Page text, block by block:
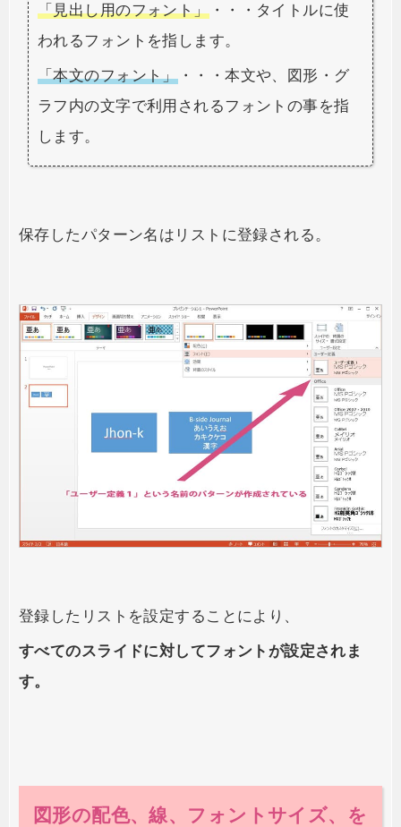
「見出し用のフォント」・・・タイトルに使
われるフォントを指します。
「本文のフォント」・・・本文や、図形・グ
ラフ内の文字で利用されるフォントの事を指
します。
保存したパターン名はリストに登録される。
登録したリストを設定することにより、
すべてのスライドに対してフォントが設定されま
す。
図形の配色、線、フォントサイズ、を